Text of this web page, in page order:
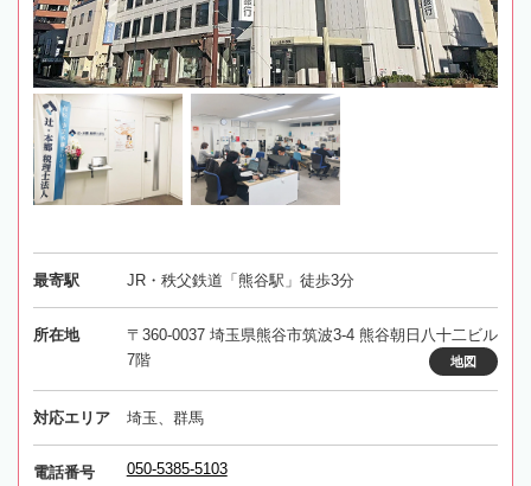
最寄駅 JR・秩父鉄道「熊谷駅」徒歩3分
所在地
〒360-0037 埼玉県熊谷市筑波3-4 熊谷朝日八十二ビル
7階
地図
対応エリア 埼玉、群馬
電話番号 050-5385-5103